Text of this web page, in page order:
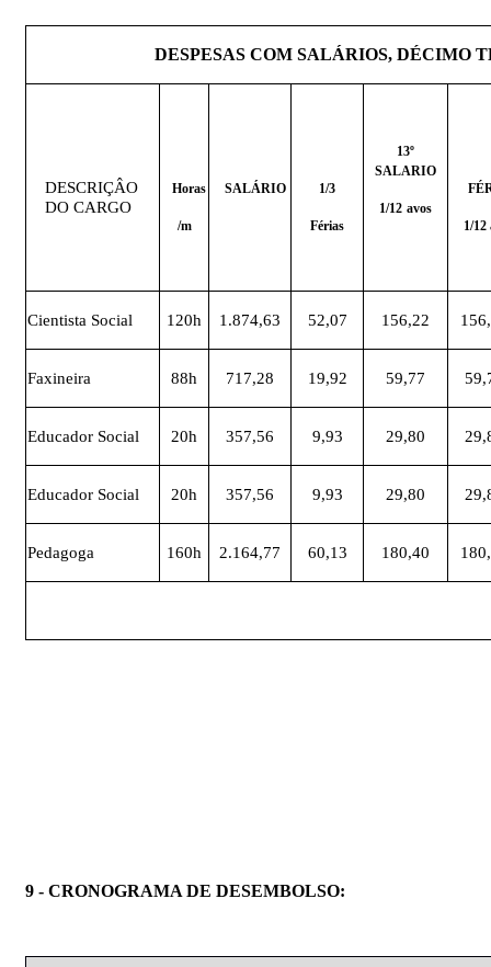
DESPESAS COM SALÁRIOS, DÉCIMO
DESCRIÇÂO
DO CARGO
Horas
/m
SALÁRIO 1/3
Férias
13º
SALARIO
1/12 avos
1/12
Cientista Social 120h 1.874,63 52,07 156,22
Faxineira 88h 717,28 19,92 59,77
Educador Social 20h 357,56 9,93 29,80
Educador Social 20h 357,56 9,93 29,80
Pedagoga 160h 2.164,77 60,13 180,40
9 - CRONOGRAMA DE DESEMBOLSO: